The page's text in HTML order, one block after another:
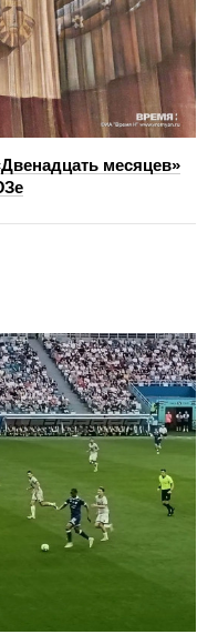
месяцев»